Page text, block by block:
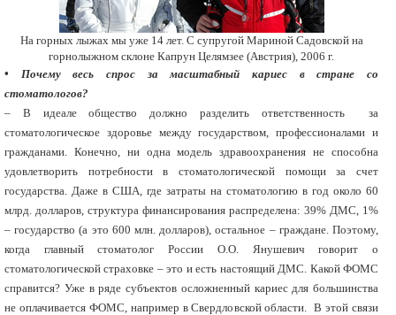
На горных лыжах мы уже 14 лет. C супругой Мариной Садовской на
горнолыжном склоне Капрун Целямзее (Австрия), 2006 г.
• Почему весь спрос за масштабный кариес в стране со
стоматологов?
– В идеале общество должно разделить ответственность за
стоматологическое здоровье между государством, профессионалами и
гражданами. Конечно, ни одна модель здравоохранения не способна
удовлетворить потребности в стоматологической помощи за счет
государства. Даже в США, где затраты на стоматологию в год около 60
млрд. долларов, структура финансирования распределена: 39% ДМС, 1%
– государство (а это 600 млн. долларов), остальное – граждане. Поэтому,
когда главный стоматолог России О.О. Янушевич говорит о
стоматологической страховке – это и есть настоящий ДМС. Какой ФОМС
справится? Уже в ряде субъектов осложненный кариес для большинства
не оплачивается ФОМС, например в Свердловской области. В этой связи